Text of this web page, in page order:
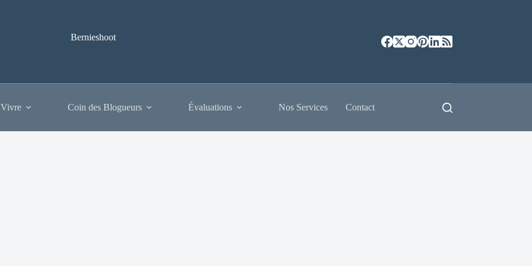
Bernieshoot
Coin des Blogueurs Évaluations Nos Services Contact